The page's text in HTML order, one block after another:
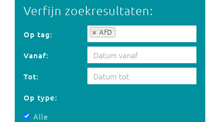
Verfijn zoekresultaten:
Op tag: AfD
Op tag:
Vanaf:
Tot:
Op type:
Alle